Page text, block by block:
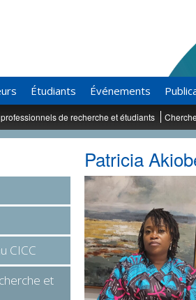
Étudiants Événements
de recherche et étudiants
Patricia
CICC
et